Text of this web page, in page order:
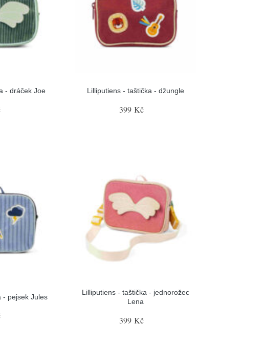
- dráček Joe Lilliputiens - taštička - džungle
399 Kč
- pejsek Jules
Lilliputiens - taštička - jednorožec
Lena
399 Kč